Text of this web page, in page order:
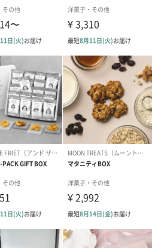
高さ4.5cm
以上（要冷凍）
日以上（要冷凍）
アーモンド・大豆
ンス）､バター､加糖卵黄､グラニュー糖､
ンドパウダー､ホワイトチョコレート､ド
プル､パッションフルーツピューレ､コ
／乳化剤､香料､(一部に小麦･卵･乳成分･
豆を含む)